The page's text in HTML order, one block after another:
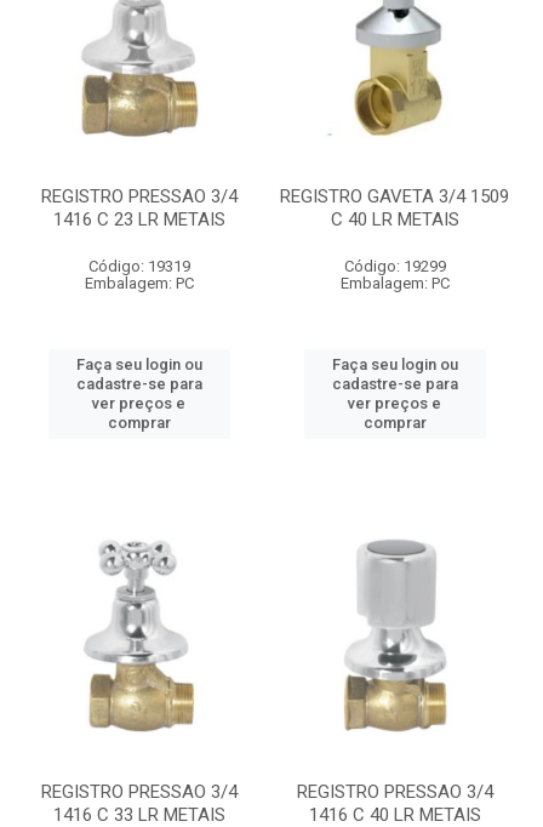
REGISTRO PRESSAO 3/4
1416 C 23 LR METAIS
Código: 19319
Embalagem: PC
Faça seu login ou
cadastre-se para
ver preços e
comprar
REGISTRO GAVETA 3/4 1509
C 40 LR METAIS
Código: 19299
Embalagem: PC
Faça seu login ou
cadastre-se para
ver preços e
comprar
REGISTRO PRESSAO 3/4
1416 C 33 LR METAIS
REGISTRO PRESSAO 3/4
1416 C 40 LR METAIS